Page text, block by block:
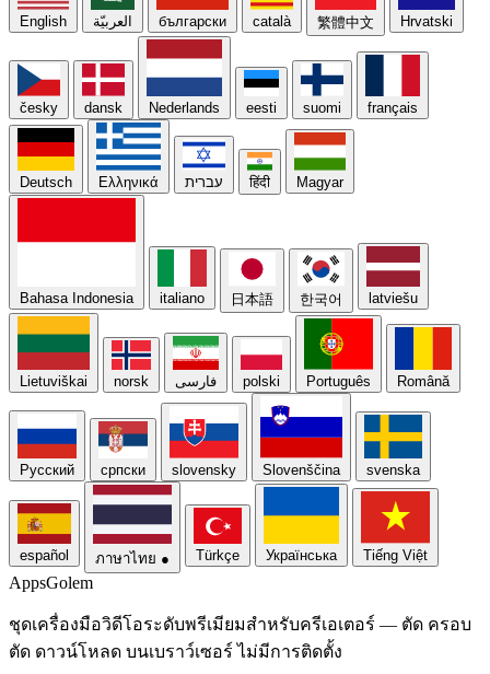
English العربيّة български català 繁體中文 Hrvatski
česky dansk Nederlands eesti suomi français
Deutsch Ελληνικά עברית हिंदी Magyar
Bahasa Indonesia italiano 日本語 한국어 latviešu
Lietuviškai norsk فارسی polski Português Română
Русский српски slovensky Slovenščina svenska
español ภาษาไทย ● Türkçe Українська Tiếng Việt
AppsGolem
ชุดเครื่องมือวิดีโอระดับพรีเมียมสําหรับครีเอเตอร์ — ตัด ครอบ
ตัด ดาวน์โหลด บนเบราว์เซอร์ ไม่มีการติดตั้ง